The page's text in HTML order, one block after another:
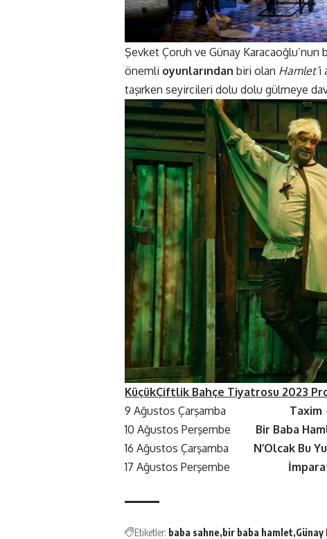
Şevket Çoruh ve Günay Karacaoğlu’nun
önemli oyunlarından biri olan Hamlet’i
taşırken seyircileri dolu dolu gülmeye
KüçükÇiftlik Bahçe Tiyatrosu 2023
9 Ağustos Çarşamba Taxim
10 Ağustos Perşembe Bir Baba
16 Ağustos Çarşamba N’Olcak Bu
17 Ağustos Perşembe
Etiketler: baba sahne bir baba hamlet Günay